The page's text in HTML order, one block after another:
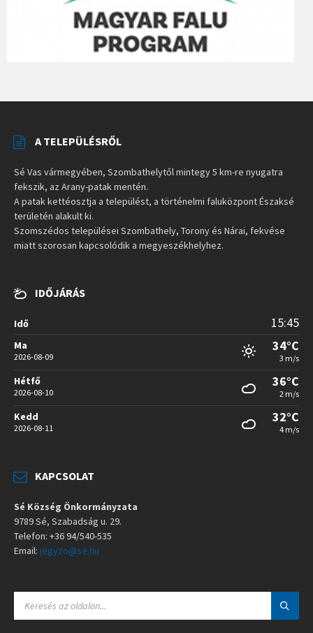
A TELEPÜLÉSRŐL
Sé Vas vármegyében, Szombathelytől mintegy 5 km-re nyugatra
fekszik, az Arany-patak mentén.
A patak kettéosztja a települést, a történelmi faluközpont Északsé
területén alakult ki.
Szomszédos települései Szombathely, Torony és Nárai, fekvése
miatt szorosan kapcsolódik a megyeszékhelyhez.
IDŐJÁRÁS
Idő 15:45
Ma
2026-08-09
34°C
3 m/s
Hétfő
2026-08-10
36°C
2 m/s
Kedd
2026-08-11
32°C
4 m/s
KAPCSOLAT
Sé Község Önkormányzata
9789 Sé, Szabadság u. 29.
Telefon: +36 94/540-535
Email: jegyzo@se.hu
A